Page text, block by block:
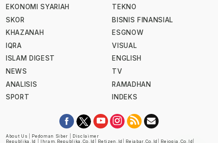
EKONOMI SYARIAH
SKOR
KHAZANAH
IQRA
ISLAM DIGEST
NEWS
ANALISIS
SPORT
TEKNO
BISNIS FINANSIAL
ESGNOW
VISUAL
ENGLISH
TV
RAMADHAN
INDEKS
About Us Pedoman Siber
Disclaimer
Republika.id
Ihram.republika.co.id Retizen.id Rejabar.co.id Rejogja.co.id